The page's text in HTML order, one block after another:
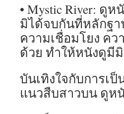
• Mystic River: ดู
มิได้จบกันที่หลักฐา
ความเชื่อมโยง ค
ด้วย ทำให้หนังดูมี
บันเทิงใจกับการเ
แนวสืบสาวบน ดูห